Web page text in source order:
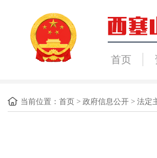
首页
当前位置： 首页 > 政府信息公开 > 法定